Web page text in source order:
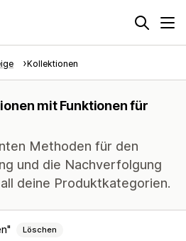
Kollektionen
mit Funktionen für
Methoden für den
und die Nachverfolgung
deine Produktkategorien.
Löschen